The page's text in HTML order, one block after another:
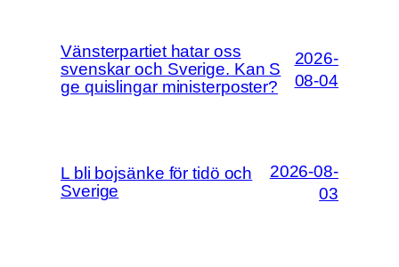
Vänsterpartiet hatar oss
svenskar och Sverige. Kan S
ge quislingar ministerposter?
2026-
08-04
L bli bojsänke för tidö och
Sverige
2026-08-
03